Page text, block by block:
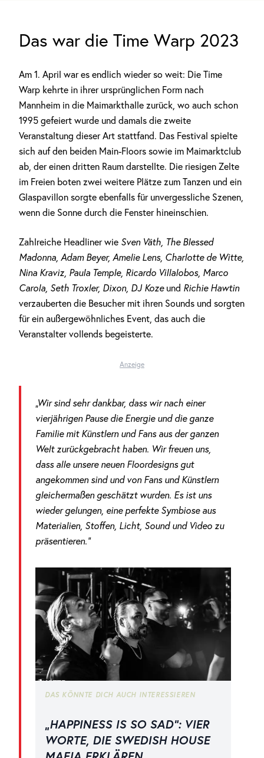
Das war die Time Warp 2023
Am 1. April war es endlich wieder so weit: Die Time
Warp kehrte in ihrer ursprünglichen Form nach
Mannheim in die Maimarkthalle zurück, wo auch schon
1995 gefeiert wurde und damals die zweite
Veranstaltung dieser Art stattfand. Das Festival spielte
sich auf den beiden Main-Floors sowie im Maimarktclub
ab, der einen dritten Raum darstellte. Die riesigen Zelte
im Freien boten zwei weitere Plätze zum Tanzen und ein
Glaspavillon sorgte ebenfalls für unvergessliche Szenen,
wenn die Sonne durch die Fenster hineinschien.
Zahlreiche Headliner wie Sven Väth, The Blessed
Madonna, Adam Beyer, Amelie Lens, Charlotte de Witte,
Nina Kraviz, Paula Temple, Ricardo Villalobos, Marco
Carola, Seth Troxler, Dixon, DJ Kozeund Richie Hawtin
verzauberten die Besucher mit ihren Sounds und sorgten
für ein außergewöhnliches Event, das auch die
Veranstalter vollends begeisterte.
Anzeige
„Wir sind sehr dankbar, dass wir nach einer
vierjährigen Pause die Energie und die ganze
Familie mit Künstlern und Fans aus der ganzen
Welt zurückgebracht haben. Wir freuen uns,
dass alle unsere neuen Floordesigns gut
angekommen sind und von Fans und Künstlern
gleichermaßen geschätzt wurden. Es ist uns
wieder gelungen, eine perfekte Symbiose aus
Materialien, Stoffen, Licht, Sound und Video zu
präsentieren.“
DAS KÖNNTE DICH AUCH INTERESSIEREN
„HAPPINESS IS SO SAD“: VIER
WORTE, DIE SWEDISH HOUSE